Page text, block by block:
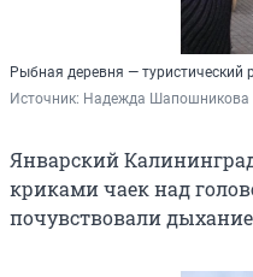
Рыбная деревня — туристический
Источник: Надежда Шапошникова
Январский
криками чаек над
почувствовали